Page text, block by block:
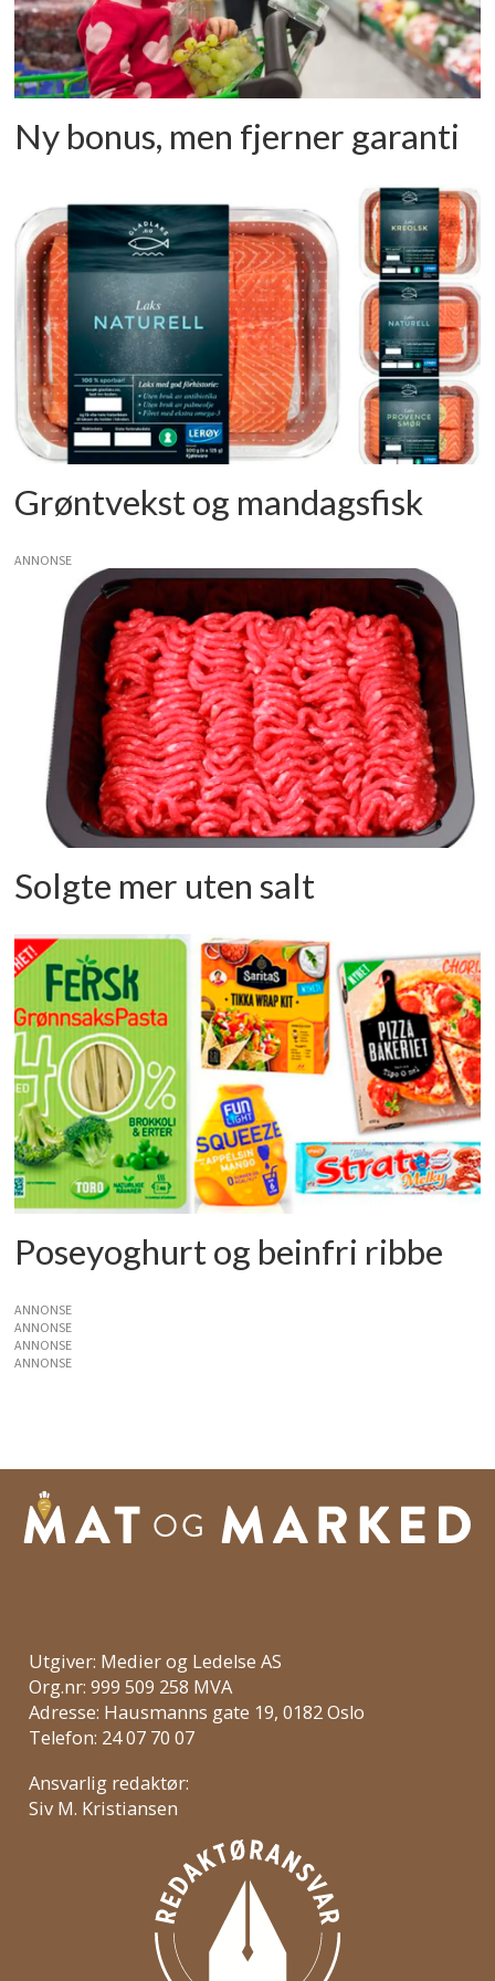
Ny bonus, men fjerner garanti
Grøntvekst og mandagsfisk
ANNONSE
Solgte mer uten salt
Poseyoghurt og beinfri ribbe
ANNONSE
ANNONSE
ANNONSE
ANNONSE
Utgiver: Medier og Ledelse AS
Org.nr: 999 509 258 MVA
Adresse: Hausmanns gate 19, 0182 Oslo
Telefon: 24 07 70 07
Ansvarlig redaktør:
Siv M. Kristiansen